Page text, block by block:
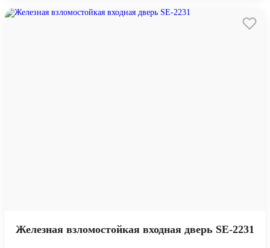
Железная взломостойкая входная дверь SE-2231